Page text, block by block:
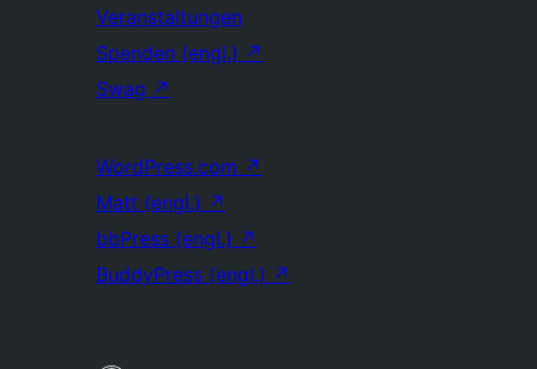
Veranstaltungen
Spenden (engl.) ↗
Swag ↗
WordPress.com ↗
Matt (engl.) ↗
bbPress (engl.) ↗
BuddyPress (engl.) ↗